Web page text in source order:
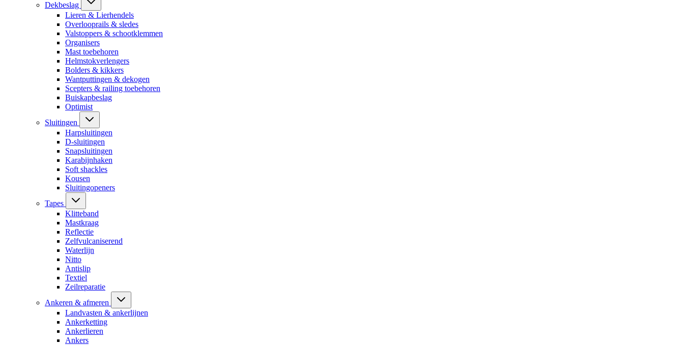
Dekbeslag
Lieren & Lierhendels
Overlooprails & sledes
Valstoppers & schootklemmen
Organisers
Mast toebehoren
Helmstokverlengers
Bolders & kikkers
Wantputtingen & dekogen
Scepters & railing toebehoren
Buiskapbeslag
Optimist
Sluitingen
Harpsluitingen
D-sluitingen
Snapsluitingen
Karabijnhaken
Soft shackles
Kousen
Sluitingopeners
Tapes
Klitteband
Mastkraag
Reflectie
Zelfvulcaniserend
Waterlijn
Nitto
Antislip
Textiel
Zeilreparatie
Ankeren & afmeren
Landvasten & ankerlijnen
Ankerketting
Ankerlieren
Ankers